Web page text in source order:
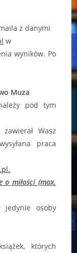
z danymi
w
wyników. Po
Muza
pod tym
Wasz
praca
o miłości (max.
jedynie osoby
których